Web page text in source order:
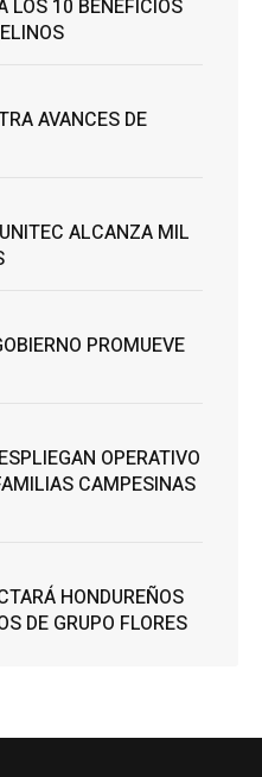
LOS 10 BENEFICIOS
AVANCES DE
ALCANZA MIL
PROMUEVE
OPERATIVO
CAMPESINAS
HONDUREÑOS
DE GRUPO FLORES